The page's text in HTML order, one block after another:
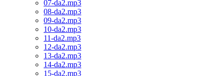
07-da2.mp3
08-da2.mp3
09-da2.mp3
10-da2.mp3
11-da2.mp3
12-da2.mp3
13-da2.mp3
14-da2.mp3
15-da2.mp3